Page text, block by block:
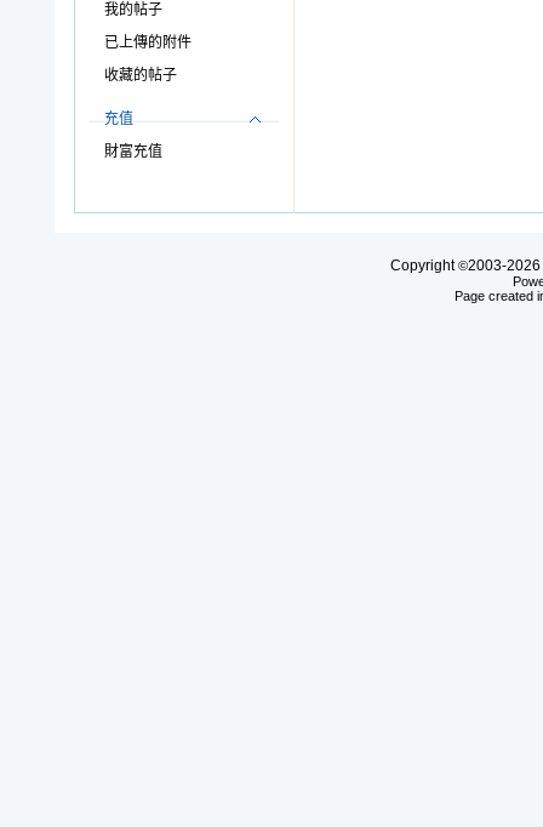
我的帖子
已上傳的附件
收藏的帖子
充值
財富充值
Copyright©2003-2026
Page created